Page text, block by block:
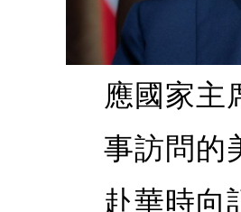
應國家主
事訪問的
赴華時向